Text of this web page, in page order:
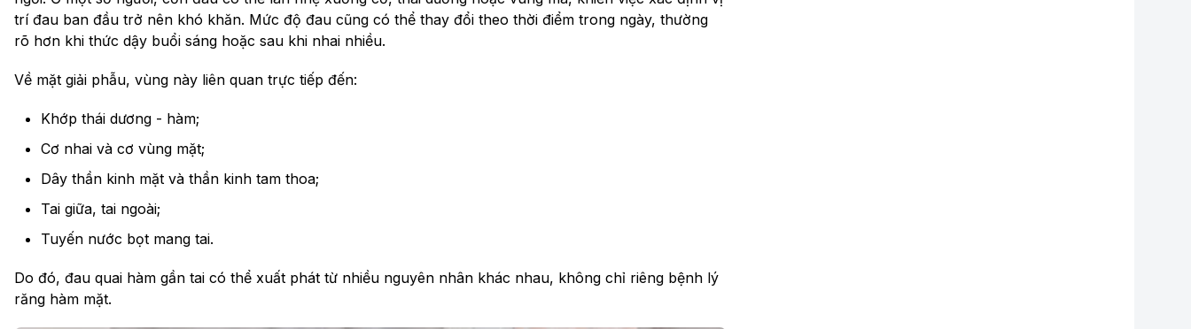
trí đau ban đầu trở nên khó khăn. Mức độ đau cũng có thể thay đổi theo thời điểm trong ngày, thường
rõ hơn khi thức dậy buổi sáng hoặc sau khi nhai nhiều.
Về mặt giải phẫu, vùng này liên quan trực tiếp đến:
Khớp thái dương - hàm;
Cơ nhai và cơ vùng mặt;
Dây thần kinh mặt và thần kinh tam thoa;
Tai giữa, tai ngoài;
Tuyến nước bọt mang tai.
Do đó, đau quai hàm gần tai có thể xuất phát từ nhiều nguyên nhân khác nhau, không chỉ riêng bệnh lý
răng hàm mặt.